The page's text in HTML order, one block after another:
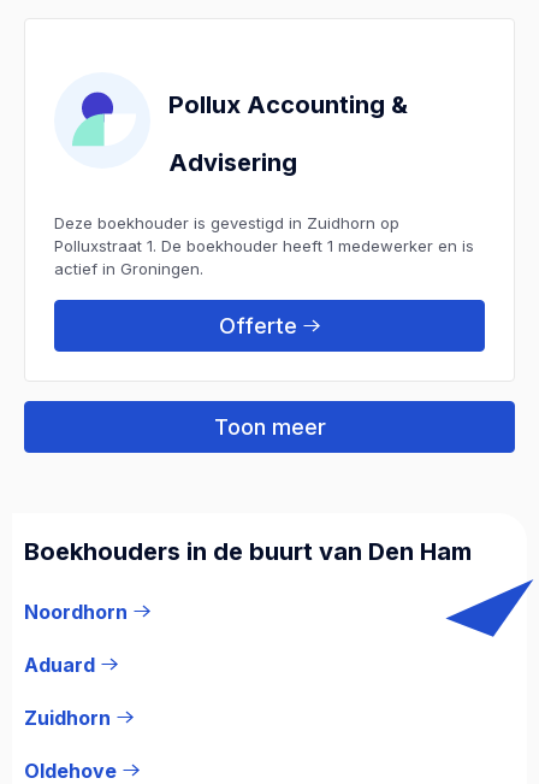
Pollux Accounting &
Advisering
Deze boekhouder is gevestigd in Zuidhorn op
Polluxstraat 1. De boekhouder heeft 1 medewerker en is
actief in Groningen.
Offerte
Toon meer
Boekhouders in de buurt van Den Ham
Noordhorn
Aduard
Zuidhorn
Oldehove